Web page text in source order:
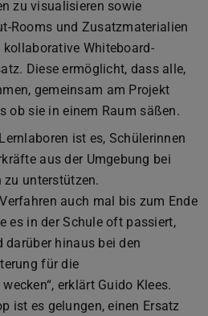
zu visualisieren sowie
Rooms und Zusatzmaterialien
Whiteboard-
Diese ermöglicht, dass alle,
gemeinsam am Projekt
ob sie in einem Raum säßen.
ist es, Schülerinnen
aus der Umgebung bei
unterstützen.
auch mal bis zum Ende
es in der Schule oft passiert,
darüber hinaus bei den
für die
erklärt Guido Klees.
ist es gelungen, einen Ersatz